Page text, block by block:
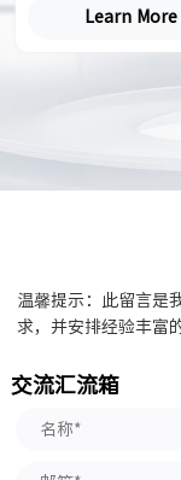
Learn More
温馨提示：此留言是
求，并安排经验丰富
交流汇流箱